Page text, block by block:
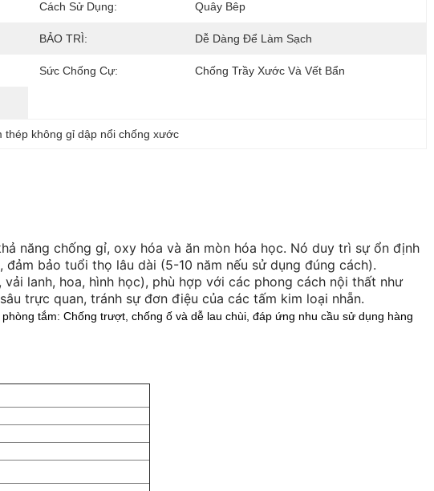
Cách Sử Dụng: Quây Bêp
BẢO TRÌ: Dễ Dàng Để Làm Sạch
Sức Chống Cự: Chống Trầy Xước Và Vết Bẩn
thép không gỉ dập nổi chống xước
năng chống gỉ, oxy hóa và ăn mòn hóa học. Nó duy trì sự ổn định
bảo tuổi thọ lâu dài (5-10 năm nếu sử dụng đúng cách).
lanh, hoa, hình học), phù hợp với các phong cách nội thất như
trực quan, tránh sự đơn điệu của các tấm kim loại nhẵn.
tắm: Chống trượt, chống ố và dễ lau chùi, đáp ứng nhu cầu sử dụng hàng